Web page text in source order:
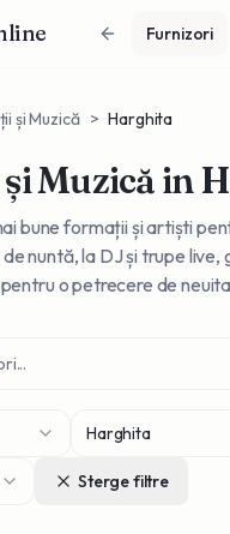
Furnizori
și Muzică > Harghita
Muzicăin
bune formații și artiști
nuntă, la DJ și trupe live,
o petrecere de
Harghita
Sterge filtre